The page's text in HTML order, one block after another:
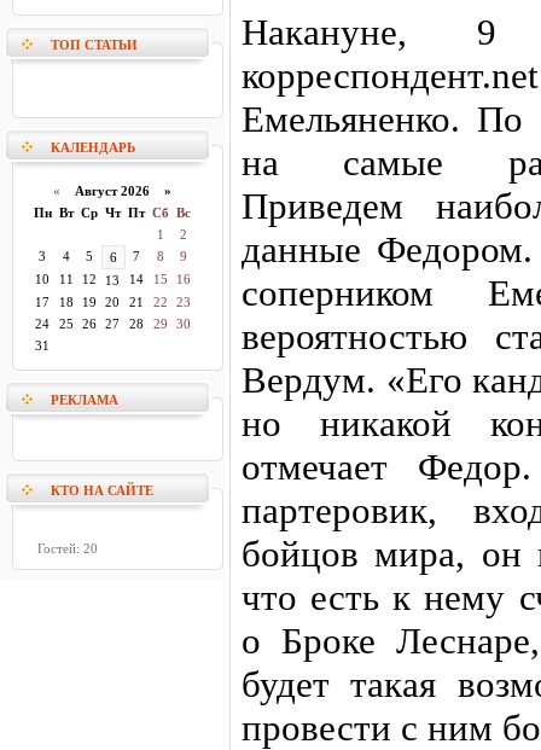
ТОП СТАТЬИ
КАЛЕНДАРЬ
« Август 2026 »
Пн Вт Ср Чт Пт Сб Вс
1
2
3
4 5 6 7 8
9
10
11 12 13 14 15
16
17
18 19 20 21 22
23
24
25 26 27 28 29
30
31
РЕКЛАМА
КТО НА САЙТЕ
Гостей: 20
Накануне, 9
Емельяненко. По
на самые
Приведем
данные
соперником
вероятностью
Вердум. «Его
но никакой
отмечает
партеровик,
бойцов мира, он
что есть к нему
о Броке
будет такая
провести с ним